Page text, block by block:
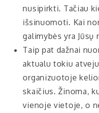
nusipirkti. Tačiau
išsinuomoti. Kai
galimybės yra Jūsų
Taip pat dažnai
aktualu tokiu
organizuotoje
skaičius. Žinoma,
vienoje vietoje, o